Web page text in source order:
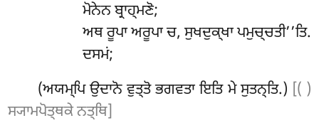
ਮੋਨੇਨ ਬ੍ਰਾਹ੍ਮਣੋ;
ਅਥ ਰੂਪਾ ਅਰੂਪਾ ਚ, ਸੁਖਦੁਕ੍ਖਾ ਪਮੁਚ੍ਚਤੀ’’ਤਿ.
ਦਸਮਂ;
(ਅਯਮ੍ਪਿ ਉਦਾਨੋ ਵੁਤ੍ਤੋ ਭਗਵਤਾ ਇਤਿ ਮੇ ਸੁਤਨ੍ਤਿ.) [( )
ਸ੍ਯਾਮਪੋਤ੍ਥਕੇ ਨਤ੍ਥਿ]